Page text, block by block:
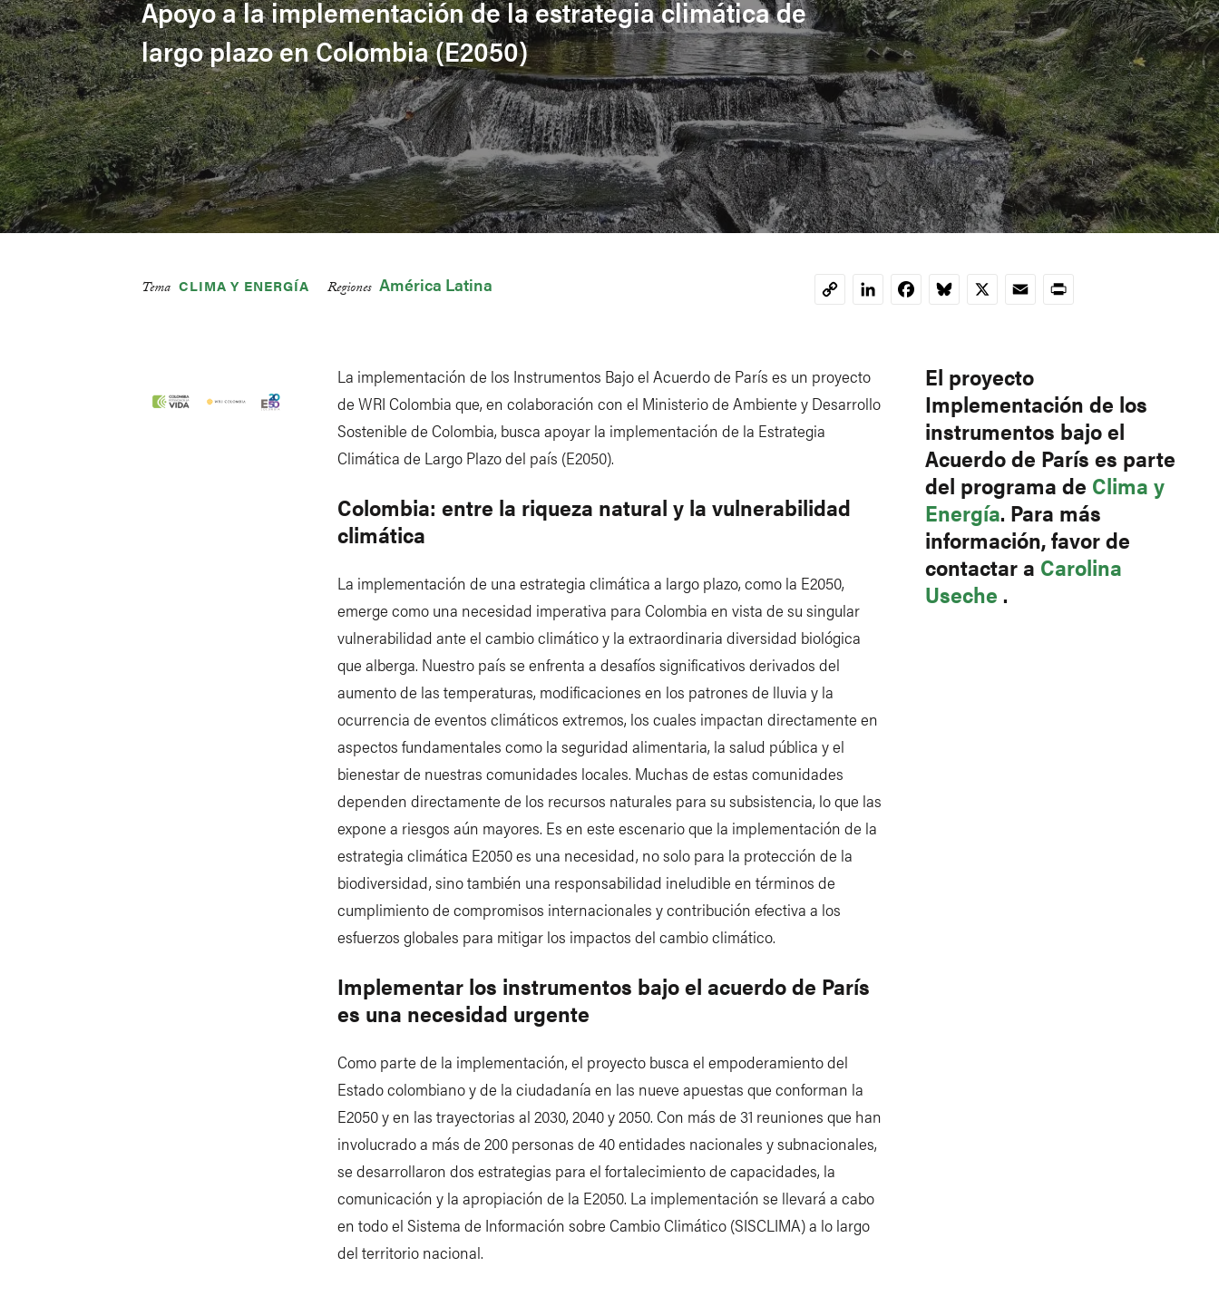
Apoyo a la implementación de la estrategia climática de
largo plazo en Colombia (E2050)
Tema CLIMA Y ENERGÍA Regiones América Latina
CopyLinkedInFacebookBluesky
X EmailPrint
El proyecto
Implementación de los
instrumentos bajo el
Acuerdo de París es parte
del programa de Clima y
Energía. Para más
información, favor de
contactar a Carolina
Useche .
La implementación de los Instrumentos Bajo el Acuerdo de París es un proyecto
de WRI Colombia que, en colaboración con el Ministerio de Ambiente y Desarrollo
Sostenible de Colombia, busca apoyar la implementación de la Estrategia
Climática de Largo Plazo del país (E2050).
Colombia: entre la riqueza natural y la vulnerabilidad
climática
La implementación de una estrategia climática a largo plazo, como la E2050,
emerge como una necesidad imperativa para Colombia en vista de su singular
vulnerabilidad ante el cambio climático y la extraordinaria diversidad biológica
que alberga. Nuestro país se enfrenta a desafíos significativos derivados del
aumento de las temperaturas, modificaciones en los patrones de lluvia y la
ocurrencia de eventos climáticos extremos, los cuales impactan directamente en
aspectos fundamentales como la seguridad alimentaria, la salud pública y el
bienestar de nuestras comunidades locales. Muchas de estas comunidades
dependen directamente de los recursos naturales para su subsistencia, lo que las
expone a riesgos aún mayores. Es en este escenario que la implementación de la
estrategia climática E2050 es una necesidad, no solo para la protección de la
biodiversidad, sino también una responsabilidad ineludible en términos de
cumplimiento de compromisos internacionales y contribución efectiva a los
esfuerzos globales para mitigar los impactos del cambio climático.
Implementar los instrumentos bajo el acuerdo de París
es una necesidad urgente
Como parte de la implementación, el proyecto busca el empoderamiento del
Estado colombiano y de la ciudadanía en las nueve apuestas que conforman la
E2050 y en las trayectorias al 2030, 2040 y 2050. Con más de 31 reuniones que han
involucrado a más de 200 personas de 40 entidades nacionales y subnacionales,
se desarrollaron dos estrategias para el fortalecimiento de capacidades, la
comunicación y la apropiación de la E2050. La implementación se llevará a cabo
en todo el Sistema de Información sobre Cambio Climático (SISCLIMA) a lo largo
del territorio nacional.